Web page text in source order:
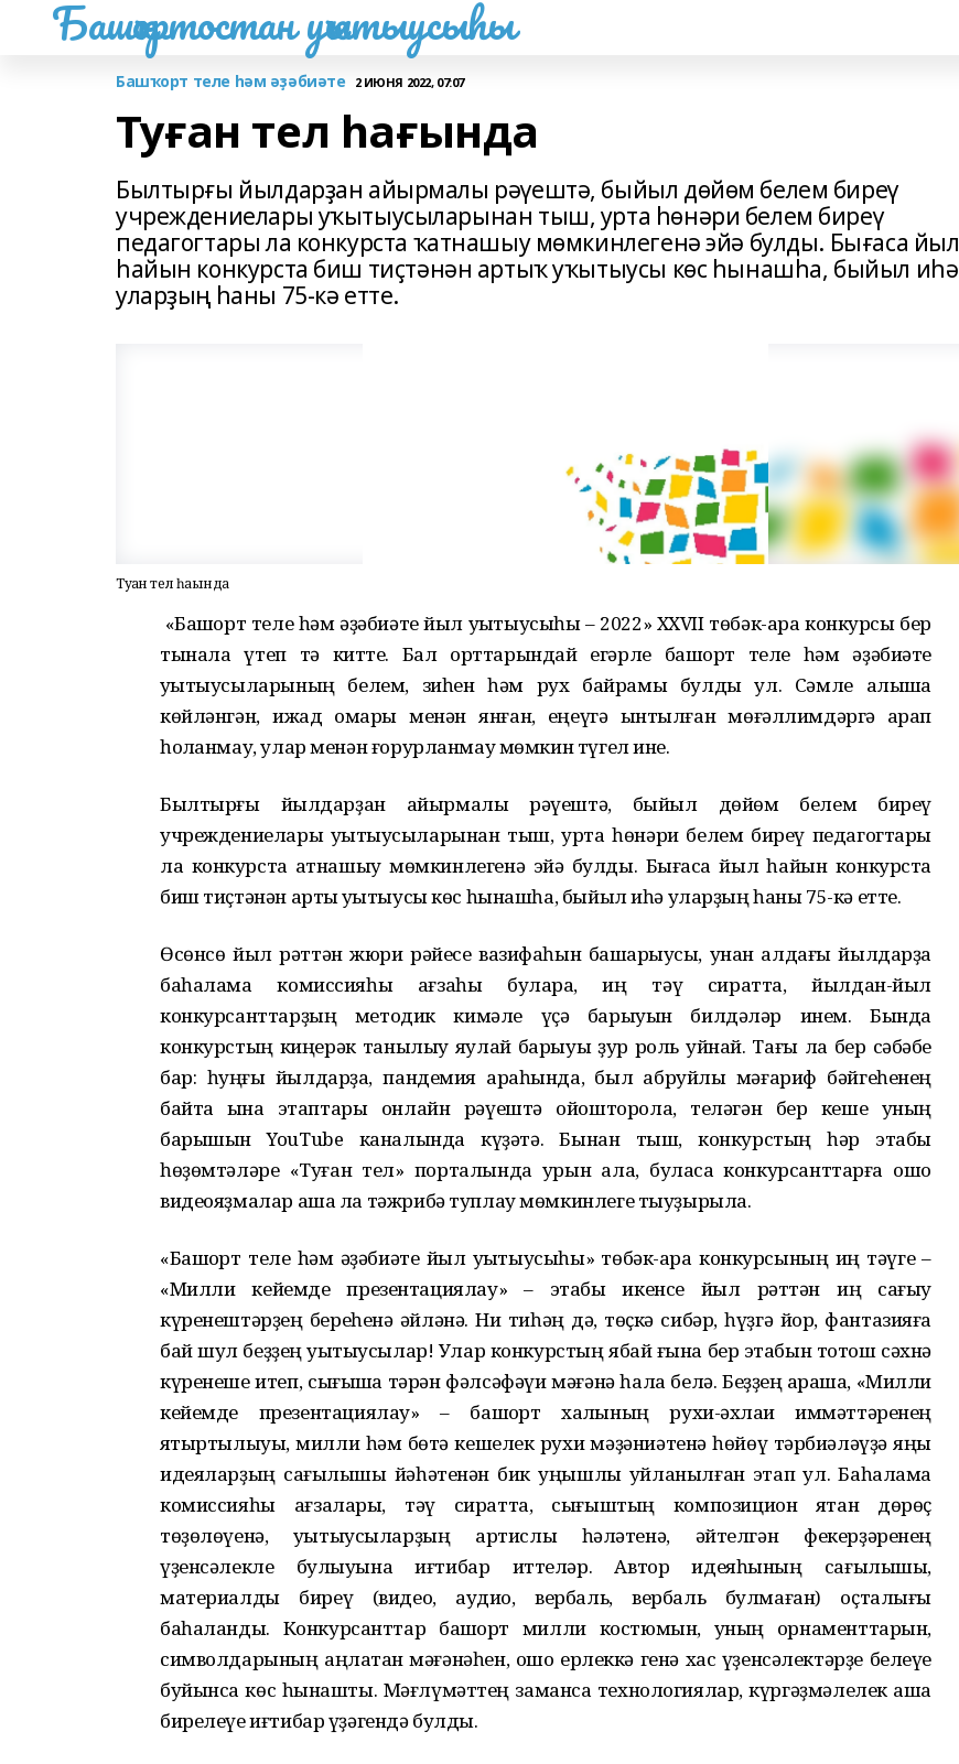
Башҡортостан уҡытыусыһы
Башҡорт теле һәм әҙәбиәте 2 ИЮНЯ 2022, 07:07
Туған тел һағында
Былтырғы йылдарҙан айырмалы рәүештә, быйыл дөйөм белем биреү
учреждениелары уҡытыусыларынан тыш, урта һөнәри белем биреү
педагогтары ла конкурста ҡатнашыу мөмкинлегенә эйә булды. Бығаса йыл
һайын конкурста биш тиҫтәнән артыҡ уҡытыусы көс һынашһа, быйыл иһә
уларҙың һаны 75-кә етте.
Туған тел һағында
«Башҡорт теле һәм әҙәбиәте йыл уҡытыусыһы – 2022» XXVII төбәк-ара конкурсы бер
тынала үтеп тә китте. Бал ҡорттарындай егәрле башҡорт теле һәм әҙәбиәте
уҡытыусыларының белем, зиһен һәм рух байрамы булды ул. Сәмле алышҡа
көйләнгән, ижад ҡомары менән янған, еңеүгә ынтылған мөғәллимдәргә ҡарап
һоҡланмау, улар менән ғорурланмау мөмкин түгел ине.
Былтырғы йылдарҙан айырмалы рәүештә, быйыл дөйөм белем биреү
учреждениелары уҡытыусыларынан тыш, урта һөнәри белем биреү педагогтары
ла конкурста ҡатнашыу мөмкинлегенә эйә булды. Бығаса йыл һайын конкурста
биш тиҫтәнән артыҡ уҡытыусы көс һынашһа, быйыл иһә уларҙың һаны 75-кә етте.
Өсөнсө йыл рәттән жюри рәйесе вазифаһын башҡарыусы, унан алдағы йылдарҙа
баһалама комиссияһы ағзаһы булараҡ, иң тәү сиратта, йылдан-йыл
конкурсанттарҙың методик кимәле үҫә барыуын билдәләр инем. Бында
конкурстың киңерәк танылыу яулай барыуы ҙур роль уйнай. Тағы ла бер сәбәбе
бар: һуңғы йылдарҙа, пандемия арҡаһында, был абруйлы мәғариф бәйгеһенең
байтаҡ ҡына этаптары онлайн рәүештә ойошторола, теләгән бер кеше уның
барышын YouTube каналында күҙәтә. Бынан тыш, конкурстың һәр этабы
һөҙөмтәләре «Туған тел» порталында урын ала, буласаҡ конкурсанттарға ошо
видеояҙмалар аша ла тәжрибә туплау мөмкинлеге тыуҙырыла.
«Башҡорт теле һәм әҙәбиәте йыл уҡытыусыһы» төбәк-ара конкурсының иң тәүге –
«Милли кейемде презентациялау» – этабы икенсе йыл рәттән иң сағыу
күренештәрҙең береһенә әйләнә. Ни тиһәң дә, төҫкә сибәр, һүҙгә йор, фантазияға
бай шул беҙҙең уҡытыусылар! Улар конкурстың ябай ғына бер этабын тотош сәхнә
күренеше итеп, сығышҡа тәрән фәлсәфәүи мәғәнә һала белә. Беҙҙең ҡарашҡа, «Милли
кейемде презентациялау» – башҡорт халҡының рухи-әхлаҡи ҡиммәттәренең
яҡтыртылыуы, милли һәм бөтә кешелек рухи мәҙәниәтенә һөйөү тәрбиәләүҙә яңы
идеяларҙың сағылышы йәһәтенән бик уңышлы уйланылған этап ул. Баһалама
комиссияһы ағзалары, тәү сиратта, сығыштың композицион яҡтан дөрөҫ
төҙөлөүенә, уҡытыусыларҙың артислыҡ һәләтенә, әйтелгән фекерҙәренең
үҙенсәлекле булыуына иғтибар иттеләр. Автор идеяһының сағылышы,
материалды биреү (видео, аудио, вербаль, вербаль булмаған) оҫталығы
баһаланды. Конкурсанттар башҡорт милли костюмын, уның орнаменттарын,
символдарының аңлатҡан мәғәнәһен, ошо ерлеккә генә хас үҙенсәлектәрҙе белеүе
буйынса көс һынашты. Мәғлүмәттең заманса технологиялар, күргәҙмәлелек аша
бирелеүе иғтибар үҙәгендә булды.